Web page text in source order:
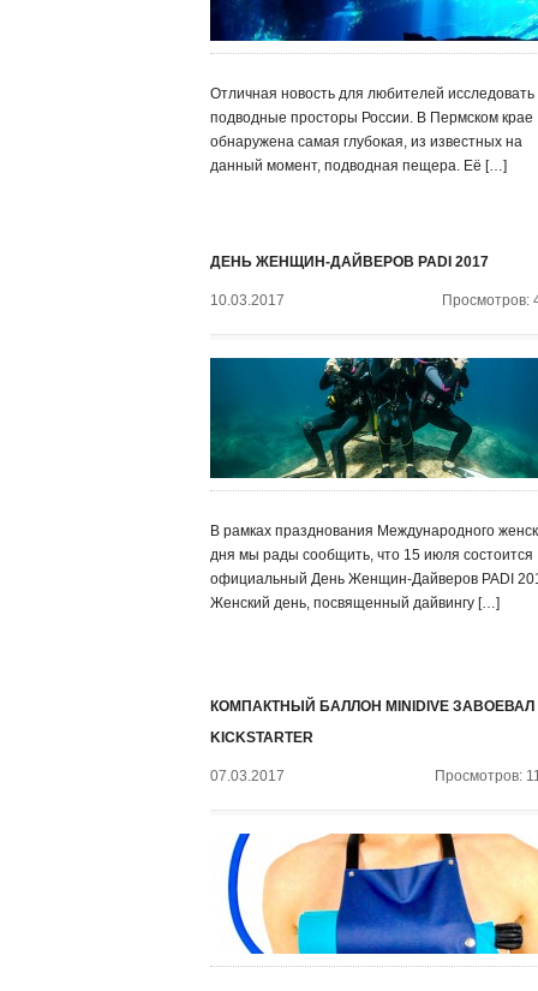
Отличная новость для любителей исследовать
подводные просторы России. В Пермском крае
обнаружена самая глубокая, из известных на
данный момент, подводная пещера. Её […]
ДЕНЬ ЖЕНЩИН-ДАЙВЕРОВ PADI 2017
10.03.2017 Просмотров:
В рамках празднования Международного
дня мы рады сообщить, что 15 июля состоится
официальный День Женщин-Дайверов PADI
Женский день, посвященный дайвингу […]
КОМПАКТНЫЙ БАЛЛОН MINIDIVE ЗАВОЕВАЛ
KICKSTARTER
07.03.2017 Просмотров: